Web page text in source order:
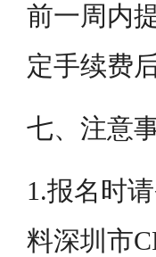
前一周内
定手续费
七、注意
1.报名时
料深圳市